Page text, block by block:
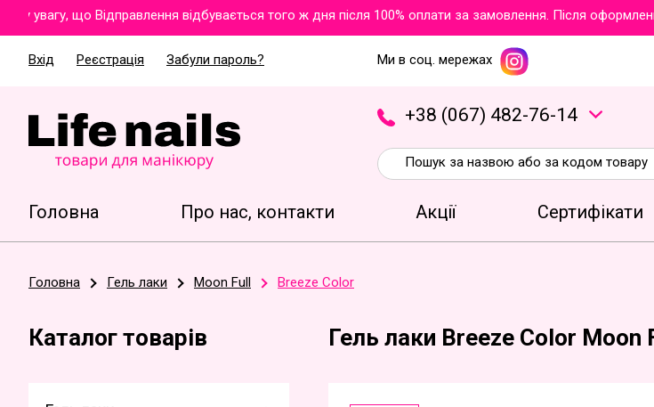
увагу, що Відправлення відбувається того ж дня після 100% оплати за замовлення. Після
Вхід Реєстрація Забули пароль? Ми в соц. мережах
+38 (067) 482-76-1 4
Головна Про нас, контакти Акції Сертифікати
Головна Гель лаки Moon Full Breeze Color
Каталог товарів Гель лаки Breeze Color Moon